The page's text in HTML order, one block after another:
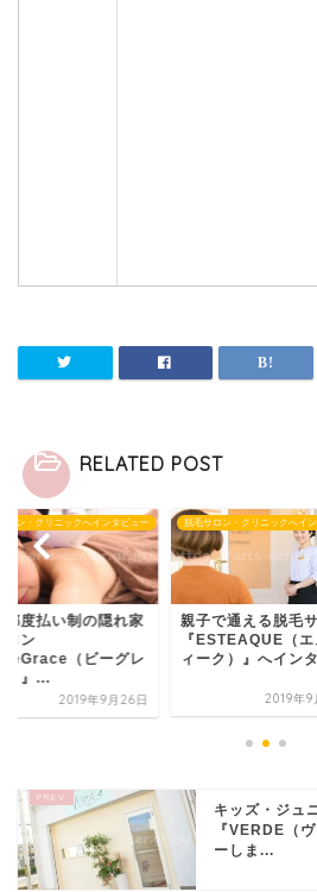
RELATED POST
ロン・クリニックへインタビュー
で通える脱毛サロン
（エステ
ク）』へインタ...
2019年9月26日
脱毛サロン・クリニックへイ
世界最高レベルの
ーザー脱毛を提供
『銀座藤井クリニッ
2019年
キッズ・ジュ
『VERDE（
ーしま...